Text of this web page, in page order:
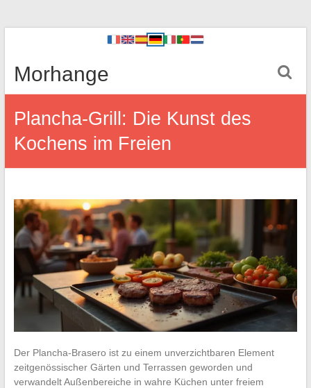
Morhange
Plancha-Grill: Die Kunst des
Kochens im Freien
Der Plancha-Brasero ist zu einem unverzichtbaren Element
zeitgenössischer Gärten und Terrassen geworden und
verwandelt Außenbereiche in wahre Küchen unter freiem